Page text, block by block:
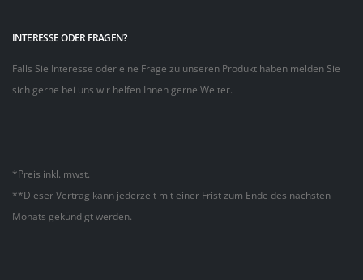
INTERESSE ODER FRAGEN?
Falls Sie Interesse oder eine Frage zu unseren Produkt haben melden Sie
sich gerne bei uns wir helfen Ihnen gerne Weiter.
*Preis inkl. mwst.
**Dieser Vertrag kann jederzeit mit einer Frist zum Ende des nächsten
Monats gekündigt werden.